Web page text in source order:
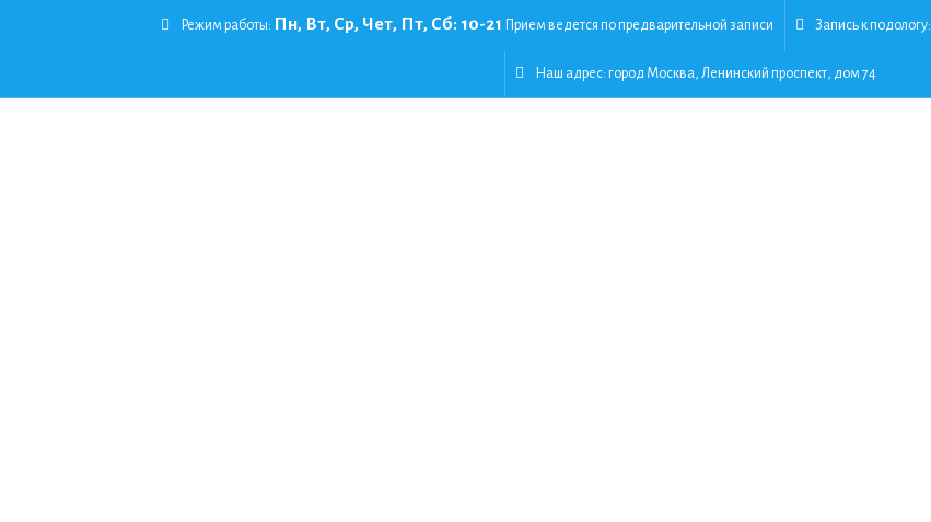
Режим работы: Пн, Вт, Ср, Чет, Пт, Сб: 10-21 Прием ведется по предварительной записи Запись к подологу:
Наш адрес: город Москва, Ленинский проспект, дом 74